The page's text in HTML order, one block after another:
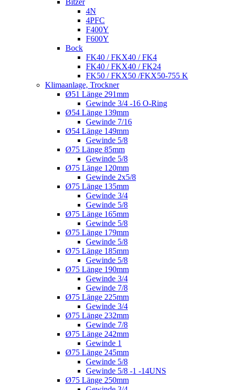
Bitzer
4N
4PFC
F400Y
F600Y
Bock
FK40 / FKX40 / FK4
FK40 / FKX40 / FK24
FK50 / FKX50 /FKX50-755 K
Klimaanlage, Trockner
Ø51 Länge 291mm
Gewinde 3/4 -16 O-Ring
Ø54 Länge 139mm
Gewinde 7/16
Ø54 Länge 149mm
Gewinde 5/8
Ø75 Länge 85mm
Gewinde 5/8
Ø75 Länge 120mm
Gewinde 2x5/8
Ø75 Länge 135mm
Gewinde 3/4
Gewinde 5/8
Ø75 Länge 165mm
Gewinde 5/8
Ø75 Länge 179mm
Gewinde 5/8
Ø75 Länge 185mm
Gewinde 5/8
Ø75 Länge 190mm
Gewinde 3/4
Gewinde 7/8
Ø75 Länge 225mm
Gewinde 3/4
Ø75 Länge 232mm
Gewinde 7/8
Ø75 Länge 242mm
Gewinde 1
Ø75 Länge 245mm
Gewinde 5/8
Gewinde 5/8 -1 -14UNS
Ø75 Länge 250mm